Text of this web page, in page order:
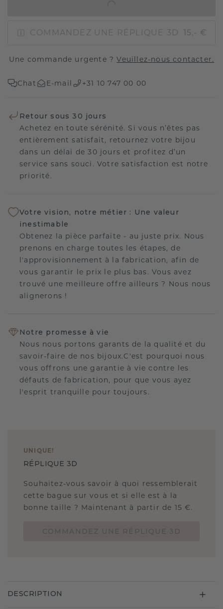
COMMANDEZ UNE RÉPLIQUE 3D 15,- €
Une commande urgente ?Veuillez-nous contacter.
Chat E-mail +31 10 747 00 00
Retour sous 30 jours
Achetez en toute sérénité. Si vous n’êtes pas
entièrement satisfait, retournez votre bijou
dans un délai de 30 jours et profitez d’un
service sans souci. Votre satisfaction est notre
priorité.
Votre vision, notre métier : Une valeur
inestimable
Obtenez la pièce parfaite - au juste prix. Nous
prenons en charge toutes les étapes, de
l'approvisionnement à la fabrication, afin de
vous garantir le prix le plus bas. Vous avez
trouvé une meilleure offre ailleurs ? Nous nous
alignerons !
Notre promesse à vie
Nous nous portons garants de la qualité et du
savoir-faire de nos bijoux.C'est pourquoi nous
vous offrons une garantie à vie contre les
défauts de fabrication, pour que vous ayez
l'esprit tranquille pour toujours.
UNIQUE !
RÉPLIQUE 3D
Souhaitez-vous savoir à quoi ressemblerait
cette bague sur vous et si elle est à la
bonne taille ? Maintenant à partir de 15 €.
DESCRIPTION